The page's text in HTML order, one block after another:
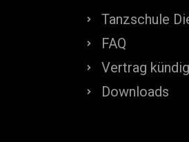
Tanzschule
FAQ
Vertrag
Downloads